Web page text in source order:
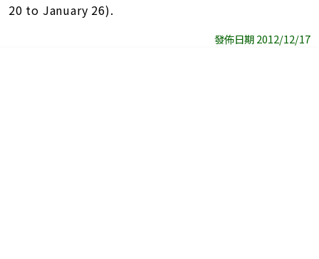
20 to January 26).
發佈日期 2012/12/17